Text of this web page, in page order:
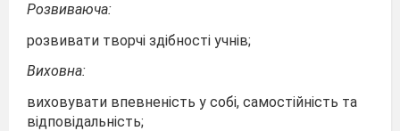
Розвиваюча:
розвивати творчі здібності учнів;
Виховна:
виховувати впевненість у собі, самостійність та
відповідальність;